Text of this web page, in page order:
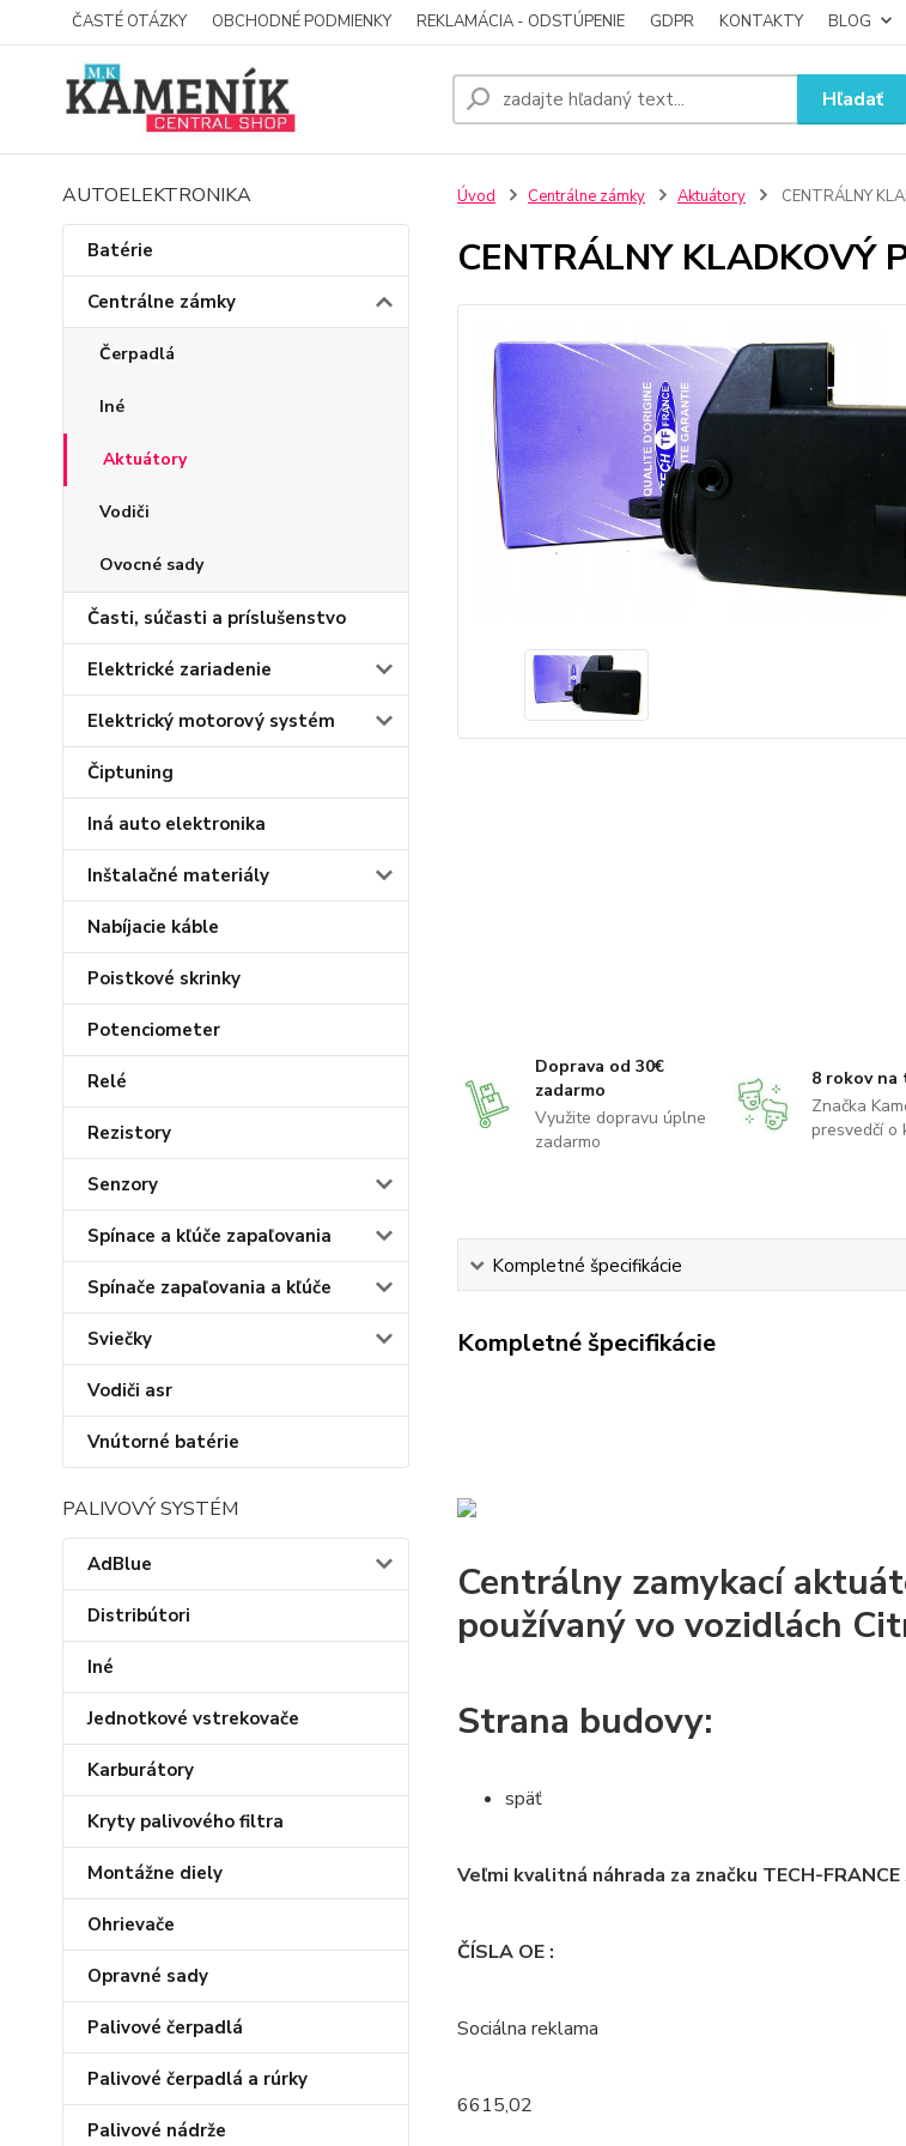
ČASTÉ OTÁZKY OBCHODNÉ PODMIENKY REKLAMÁCIA - ODSTÚPENIE GDPR KONTAKTY BLOG
Hľadať
AUTOELEKTRONIKA
Batérie
Centrálne zámky
Čerpadlá
Iné
Aktuátory
Vodiči
Ovocné sady
Časti, súčasti a príslušenstvo
Elektrické zariadenie
Elektrický motorový systém
Čiptuning
Iná auto elektronika
Inštalačné materiály
Nabíjacie káble
Poistkové skrinky
Potenciometer
Relé
Rezistory
Senzory
Spínace a kľúče zapaľovania
Spínače zapaľovania a kľúče
Sviečky
Vodiči asr
Vnútorné batérie
PALIVOVÝ SYSTÉM
AdBlue
Distribútori
Iné
Jednotkové vstrekovače
Karburátory
Kryty palivového filtra
Montážne diely
Ohrievače
Opravné sady
Palivové čerpadlá
Palivové čerpadlá a rúrky
Palivové nádrže
Úvod Centrálne zámky Aktuátory CENTRÁLNY
CENTRÁLNY
Doprava od 30€
zadarmo
Využite dopravu úplne
zadarmo
8 rokov na
Značka
presvedčí o
Kompletné špecifikácie
Kompletné špecifikácie
Centrálny zamykací
používaný vo vozidlách
Strana budovy:
späť
Veľmi kvalitná náhrada za značku TECH-FRANCE
ČÍSLA OE :
Sociálna reklama
6615,02